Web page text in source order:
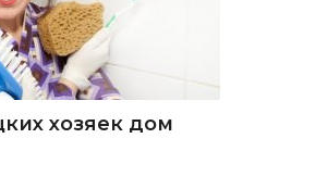
хозяек дом